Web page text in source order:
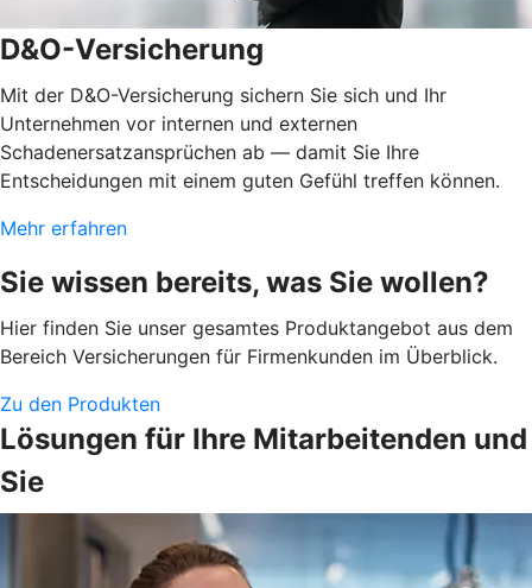
D&O-Versicherung
Mit der D&O-Versicherung sichern Sie sich und Ihr
Unternehmen vor internen und externen
Schadenersatzansprüchen ab — damit Sie Ihre
Entscheidungen mit einem guten Gefühl treffen können.
Mehr erfahren
Sie wissen bereits, was Sie wollen?
Hier finden Sie unser gesamtes Produktangebot aus dem
Bereich Versicherungen für Firmenkunden im Überblick.
Zu den Produkten
Lösungen für Ihre Mitarbeitenden und
Sie